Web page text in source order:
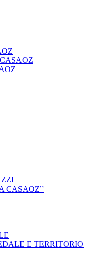
CASAOZ”
E TERRITORIO